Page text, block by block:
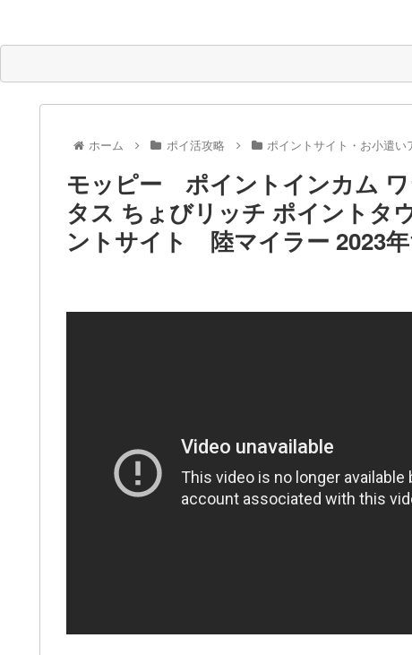
ホーム ポイ活攻略 ポイントサイト・お小遣い
モッピー ポイントインカム
タス ちょびリッチ ポイントタ
ントサイト 陸マイラー 2023年